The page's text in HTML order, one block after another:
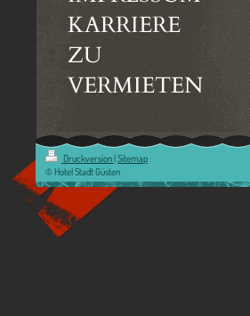
KARRIERE
ZU
VERMIETEN
Druckversion |Sitemap
© Hotel Stadt Güsten